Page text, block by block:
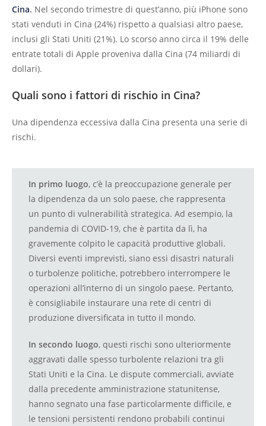
Cina. Nel secondo trimestre di quest’anno, più iPhone sono
stati venduti in Cina (24%) rispetto a qualsiasi altro paese,
inclusi gli Stati Uniti (21%). Lo scorso anno circa il 19% delle
entrate totali di Apple proveniva dalla Cina (74 miliardi di
dollari).
Quali sono i fattori di rischio in Cina?
Una dipendenza eccessiva dalla Cina presenta una serie di
rischi.
In primo luogo, c’è la preoccupazione generale per
la dipendenza da un solo paese, che rappresenta
un punto di vulnerabilità strategica. Ad esempio, la
pandemia di COVID-19, che è partita da lì, ha
gravemente colpito le capacità produttive globali.
Diversi eventi imprevisti, siano essi disastri naturali
o turbolenze politiche, potrebbero interrompere le
operazioni all’interno di un singolo paese. Pertanto,
è consigliabile instaurare una rete di centri di
produzione diversificata in tutto il mondo.
In secondo luogo, questi rischi sono ulteriormente
aggravati dalle spesso turbolente relazioni tra gli
Stati Uniti e la Cina. Le dispute commerciali, avviate
dalla precedente amministrazione statunitense,
hanno segnato una fase particolarmente difficile, e
le tensioni persistenti rendono probabili continui